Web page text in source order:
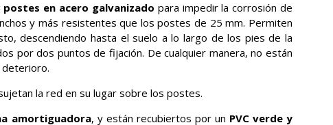
postes en acero galvanizado para impedir la corrosión de
y más resistentes que los postes de 25 mm. Permiten
descendiendo hasta el suelo a lo largo de los pies de la
por dos puntos de fijación. De cualquier manera, no están
deterioro.
la red en su lugar sobre los postes.
amortiguadora, y están recubiertos por un PVC verde y